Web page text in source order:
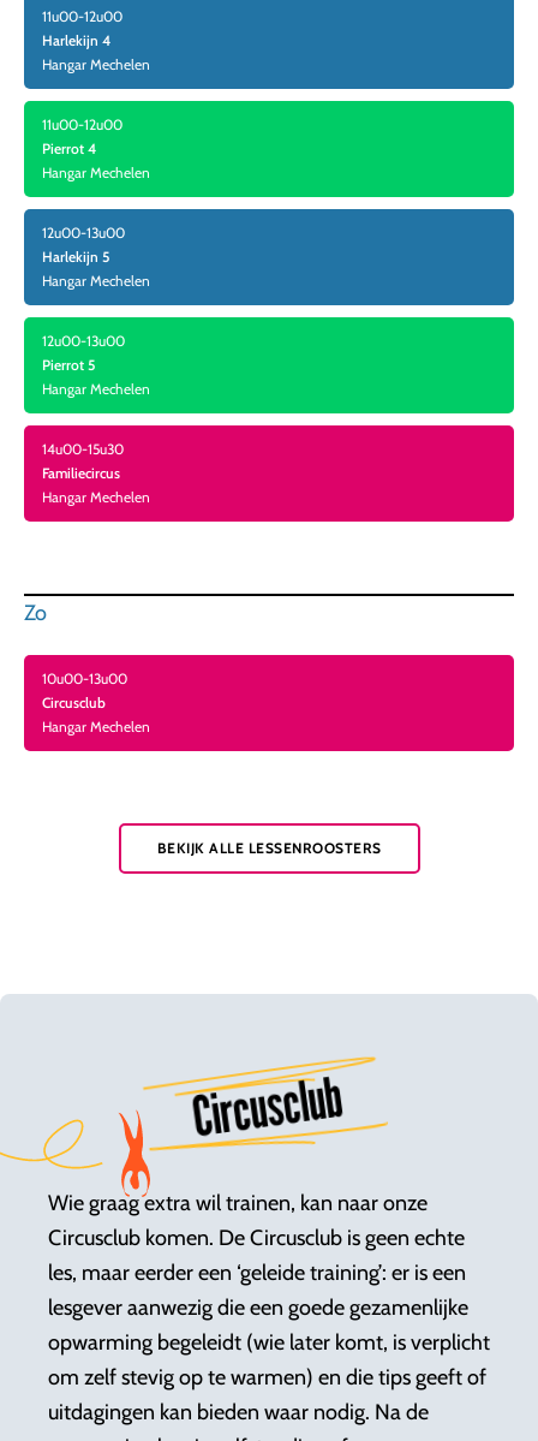
11u00-12u00
Harlekijn 4
Hangar Mechelen
11u00-12u00
Pierrot 4
Hangar Mechelen
12u00-13u00
Harlekijn 5
Hangar Mechelen
12u00-13u00
Pierrot 5
Hangar Mechelen
14u00-15u30
Familiecircus
Hangar Mechelen
Zo
10u00-13u00
Circusclub
Hangar Mechelen
BEKIJK ALLE LESSENROOSTERS
Circusclub
Wie graag extra wil trainen, kan naar onze
Circusclub komen. De Circusclub is geen echte
les, maar eerder een ‘geleide training’: er is een
lesgever aanwezig die een goede gezamenlijke
opwarming begeleidt (wie later komt, is verplicht
om zelf stevig op te warmen) en die tips geeft of
uitdagingen kan bieden waar nodig. Na de